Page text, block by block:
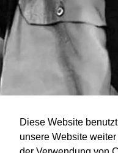
Diese Website
unsere Website